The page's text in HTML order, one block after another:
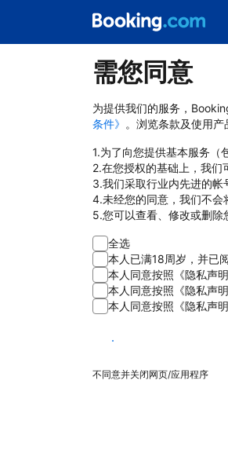
需您同意
为提供我们的服务，
条件》 。浏览条款及使用
1.为了向您提供基本服务（
2.在您授权的基础上，我们
3.我们采取行业内先进的帐
4.未经您的同意，我们不会
5.您可以查看、修改或删除
全选
本人已满18周岁，并已
本人同意按照《隐私声
本人同意按照《隐私声
本人同意按照《隐私声
同意
不同意并关闭网页/应用程序